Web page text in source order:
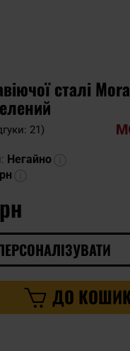
сталі
21)
Негайно
ДО